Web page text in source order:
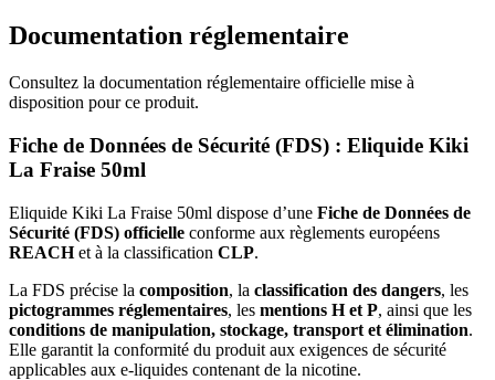
Documentation réglementaire
Consultez la documentation réglementaire officielle mise à
disposition pour ce produit.
Fiche de Données de Sécurité (FDS) : Eliquide Kiki
La Fraise 50ml
Eliquide Kiki La Fraise 50ml dispose d’une Fiche de Données de
Sécurité (FDS) officielle conforme aux règlements européens
REACHet à la classification CLP.
La FDS précise la composition, la classification des dangers, les
pictogrammes réglementaires, les mentions H et P, ainsi que les
conditions de manipulation, stockage, transport et élimination.
Elle garantit la conformité du produit aux exigences de sécurité
applicables aux e-liquides contenant de la nicotine.